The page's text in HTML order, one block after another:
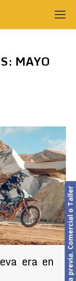
MAYO
era en Cita previa. Comercial o Taller